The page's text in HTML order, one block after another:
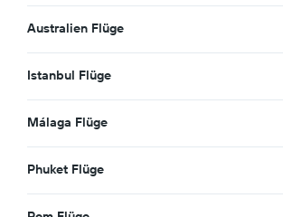
Australien Flüge
Istanbul Flüge
Málaga Flüge
Phuket Flüge